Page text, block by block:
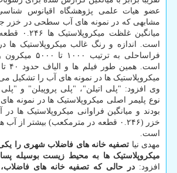
عضو هیات علمی پژوهشگاه اقیانوس
مشابهی که در نمونه های آب سطحی در خزر
میانگین
است. اندازه و رنگ غالب میکروپلاستیک
فراساحلی به
میکروپلاستیک ها در نمونه های آب را تشکیل می
وی افزود: "پلی اتیلن"، "پلی پروپیلن" و "پلی
نوع پلیمر اصلی میکروپلاستیک ها در
بودند و میانگین فراوانی میکروپلاستیک ها
خزر (۰.۲۴۶ قطعه در مترمکعب) بیشتر از
است.
مهدی نیا تصفیه خانه های فاضلاب شهری را یکی
میکروپلاستیک ها به محیط زیست بوسیله
افزود: در حالی که تصفیه خانه های فاضلاب،